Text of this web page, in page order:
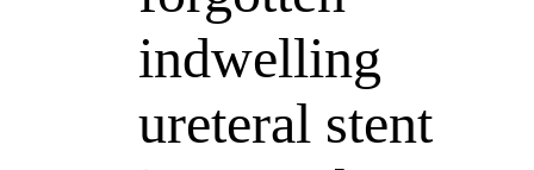
indwelling
ureteral stent